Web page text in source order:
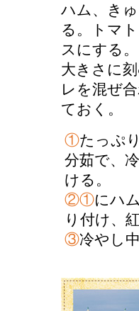
ハム、き
る。トマ
スにする
大きさに
レを混ぜ
ておく。
①たっぷ
分茹で、
ける。
②①にハ
り付け、
③冷やし